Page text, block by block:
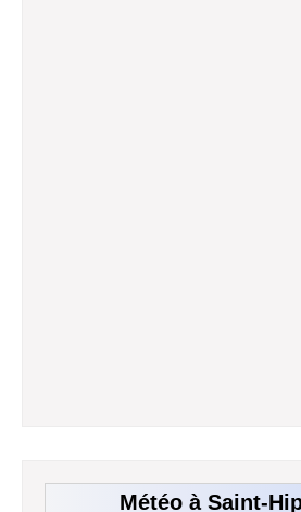
Météo à Saint-